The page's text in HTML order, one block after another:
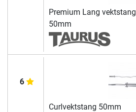
Premium Lang vektstang
50mm
6
Curlvektstang 50mm